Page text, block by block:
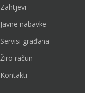
Zahtjevi
Javne nabavke
Servisi građana
Žiro račun
Kontakti